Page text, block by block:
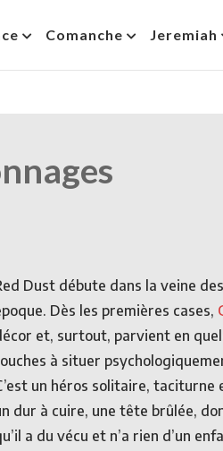
Comanche Jeremiah
Dust débute dans la veine
Dès les premières cases,
et, surtout, parvient en
à situer
un héros solitaire, taciturne
dur à cuire, une tête brûlée,
a du vécu et n’a rien d’un